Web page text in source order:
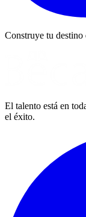
Construye tu
El talento está en
el éxito.